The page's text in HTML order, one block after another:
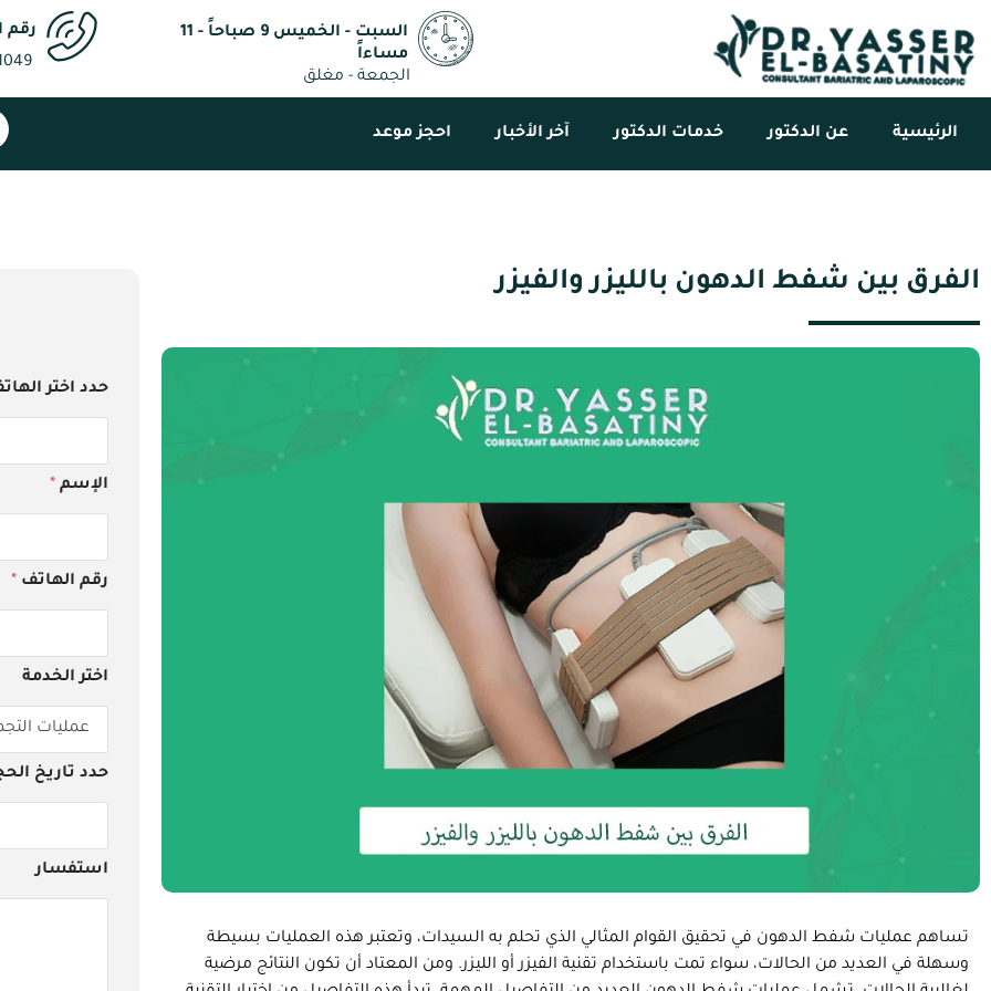
السبت - الخميس 9 صباحاً - 11
مساءاً
الجمعة - مغلق
رقم
الرئيسية عن الدكتور خدمات الدكتور آخر الأخبار احجز موعد
الفرق بين شفط الدهون بالليزر والفيزر
تساهم عمليات شفط الدهون في تحقيق القوام المثالي الذي تحلم به السيدات، وتعتبر هذه العمليات بسيطة
وسهلة في العديد من الحالات، سواء تمت باستخدام تقنية الفيزر أو الليزر. ومن المعتاد أن تكون النتائج مرضية
حدد اختر
الإسم *
رقم الهاتف *
اختر الخدمة
حدد تاريخ
استفسار